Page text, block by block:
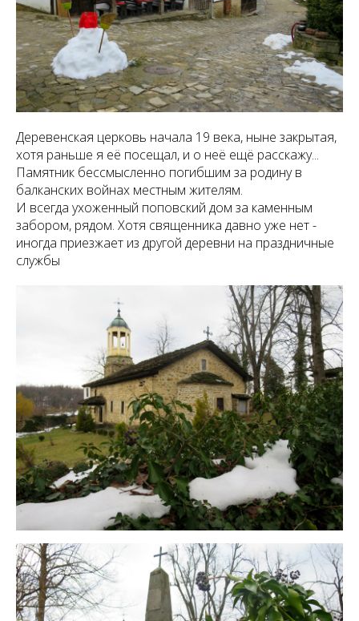
Деревенская церковь начала 19 века, ныне закрытая,
хотя раньше я её посещал, и о неё ещё расскажу...
Памятник бессмысленно погибшим за родину в
балканских войнах местным жителям.
И всегда ухоженный поповский дом за каменным
забором, рядом. Хотя священника давно уже нет -
иногда приезжает из другой деревни на праздничные
службы